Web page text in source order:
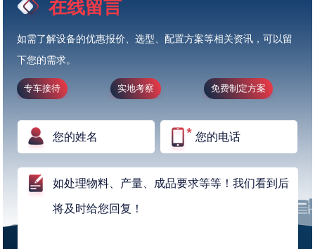
在线留言
如需了解设备的优惠报价、选型、配置方案等相关资讯，可以留
下您的需求。
专车接待 实地考察 免费制定方案